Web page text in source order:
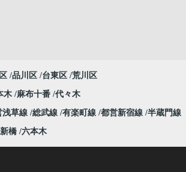
品川区 台東区 荒川区
木 麻布十番 代々木
浅草線 総武線 有楽町線 都営新宿線 半蔵門線
新橋 六本木